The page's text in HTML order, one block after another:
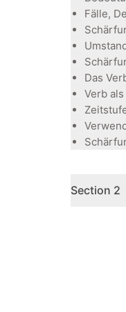
Fälle,
Das
Verb
Section 2